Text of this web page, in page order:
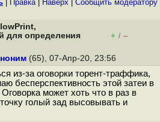
Правка| Наверх Cообщить модератору
для определения
+ / –
(65), 07-Апр-20, 23:56
из-за оговорки торент-траффика,
бесперспективность этой затеи в
может хоть что в раз в
голый зад высовывать и